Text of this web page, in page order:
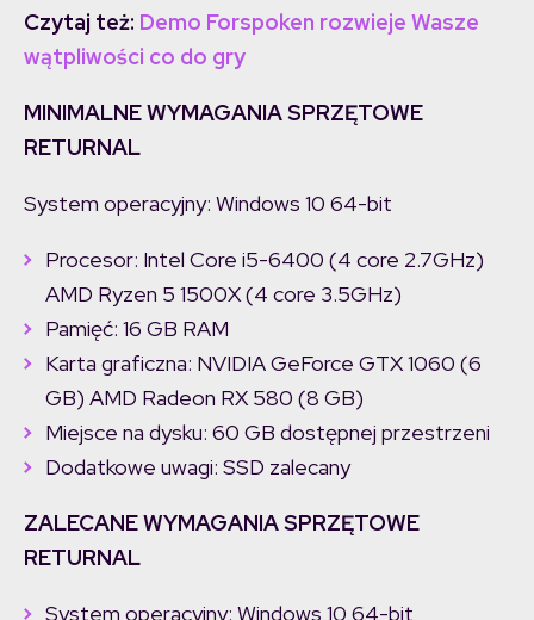
Czytaj też: Demo Forspoken rozwieje Wasze
wątpliwości co do gry
MINIMALNE WYMAGANIA SPRZĘTOWE
RETURNAL
System operacyjny: Windows 10 64-bit
Procesor: Intel Core i5-6400 (4 core 2.7GHz)
AMD Ryzen 5 1500X (4 core 3.5GHz)
Pamięć: 16 GB RAM
Karta graficzna: NVIDIA GeForce GTX 1060 (6
GB) AMD Radeon RX 580 (8 GB)
Miejsce na dysku: 60 GB dostępnej przestrzeni
Dodatkowe uwagi: SSD zalecany
ZALECANE WYMAGANIA SPRZĘTOWE
RETURNAL
System operacyjny: Windows 10 64-bit